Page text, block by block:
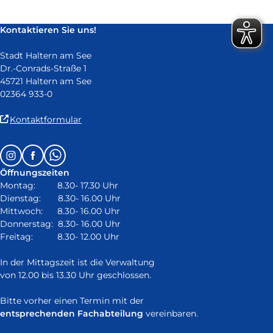
Kontaktieren Sie uns!
Stadt Haltern am See
Dr.-Conrads-Straße 1
45721 Haltern am See
02364 933-0
Kontaktformular
in
neuem
Fenster)
Follow
us
on:
InstagramFacebookWhatsapp
Öffnungszeiten
Montag: 8.30- 17.30 Uhr
Dienstag: 8.30- 16.00 Uhr
Mittwoch: 8.30- 16.00 Uhr
Donnerstag: 8.30- 16.00 Uhr
Freitag: 8.30- 12.00 Uhr
In der Mittagszeit ist die Verwaltung
von 12.00 bis 13.30 Uhr geschlossen.
Bitte vorher einen Termin mit der
entsprechenden Fachabteilung vereinbaren.